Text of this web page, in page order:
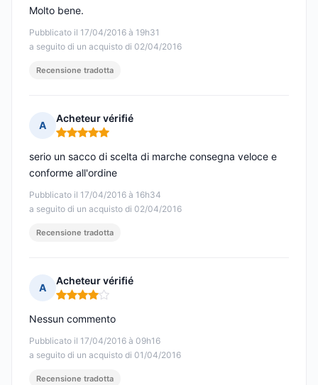
Pubblicato il 17/04/2016 à 19h31
a seguito di un acquisto di 02/04/2016
Molto bene.
Recensione tradotta
A
Acheteur vérifié
Nota: 5 su 5
Pubblicato il 17/04/2016 à 16h34
a seguito di un acquisto di 02/04/2016
serio un sacco di scelta di marche consegna veloce e
conforme all'ordine
Recensione tradotta
A
Acheteur vérifié
Nota: 4 su 5
Pubblicato il 17/04/2016 à 09h16
a seguito di un acquisto di 01/04/2016
Nessun commento
Recensione tradotta